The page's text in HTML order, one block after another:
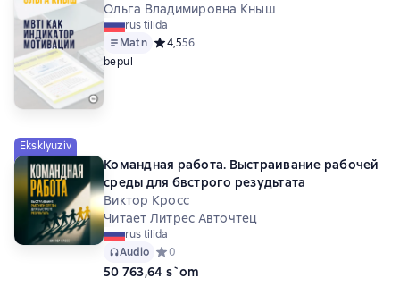
Ольга Владимировна Кныш
rus tilida
Matn Средний рейтинг 4,5 на основе 56 оценок
4,556
bepul
Eksklyuziv
Командная работа. Выстраивание рабочей
среды для бвстрого резудьтата
Виктор Кросс
Читает Литрес Авточтец
rus tilida
Audio Средний рейтинг 0 на основе 0 оценок
0
50 763,64 s`om